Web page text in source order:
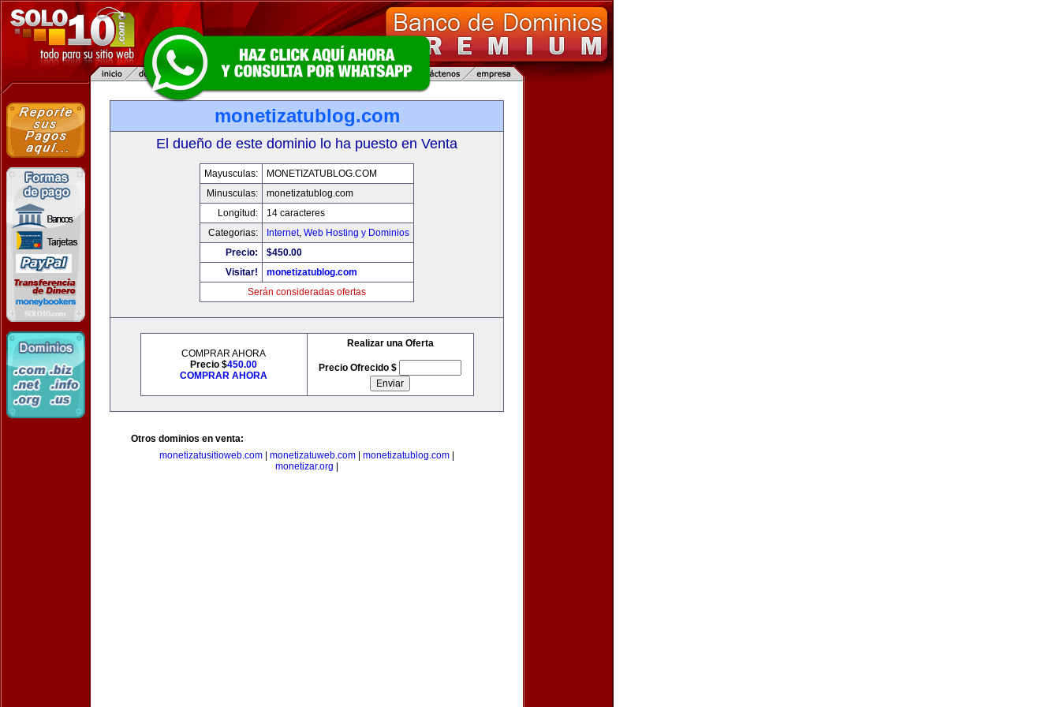
monetizatublog.com
El dueño de este dominio lo ha puesto en Venta
Mayusculas:
MONETIZATUBLOG.COM
Minusculas:
monetizatublog.com
Longitud:
14 caracteres
Categorias:
Internet, Web Hosting y Dominios
Precio:
$450.00
Visitar!
monetizatublog.com
Serán consideradas ofertas
COMPRAR AHORA
Precio $450.00
COMPRAR AHORA
Realizar una Oferta
Precio Ofrecido $
Otros dominios en venta:
monetizatusitioweb.com
monetizatuweb.com monetizatublog.com
monetizar.org